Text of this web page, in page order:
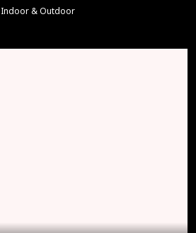
Indoor & Outdoor